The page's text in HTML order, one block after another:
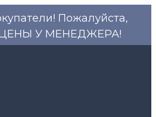
Пожалуйста,
У МЕНЕДЖЕРА!